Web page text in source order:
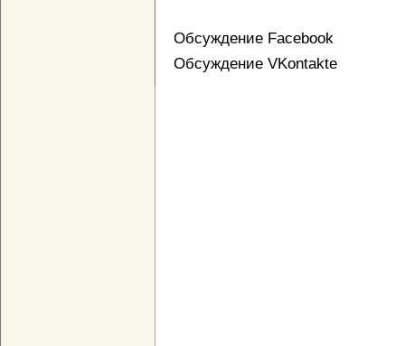
Обсуждение Facebook
Обсуждение VKontakte